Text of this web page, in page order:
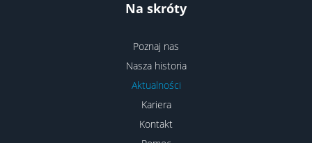
Na skróty
Poznaj nas
Nasza historia
Aktualności
Kariera
Kontakt